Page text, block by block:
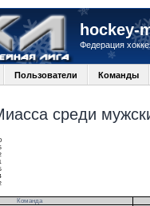
hockey-
Федерация
Пользователи Команды
среди
Команда